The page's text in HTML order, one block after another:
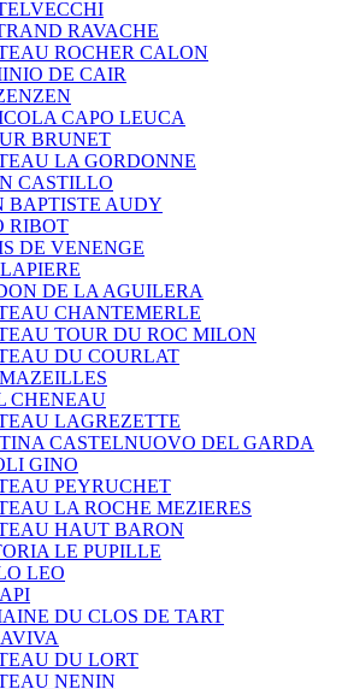
RAVACHE
ROCHER CALON
DE CAIR
CAPO LEUCA
BRUNET
LA GORDONNE
CASTILLO
BAPTISTE AUDY
RIBOT
DE VENENGE
DE LA AGUILERA
CHANTEMERLE
TOUR DU ROC MILON
DU COURLAT
CHENEAU
LAGREZETTE
CASTELNUOVO DEL GARDA
GINO
PEYRUCHET
LA ROCHE MEZIERES
HAUT BARON
LE PUPILLE
LEO
DU CLOS DE TART
DU LORT
NENIN